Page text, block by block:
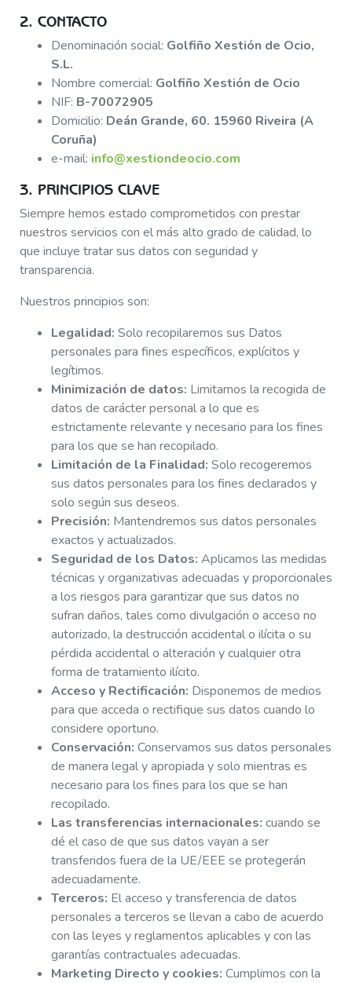
2. CONTACTO
Denominación social: Golfiño Xestión de Ocio,
S.L.
Nombre comercial: Golfiño Xestión de Ocio
NIF: B-70072905
Domicilio: Deán Grande, 60. 15960 Riveira (A
Coruña)
e-mail: info@xestiondeocio.com
3. PRINCIPIOS CLAVE
Siempre hemos estado comprometidos con prestar
nuestros servicios con el más alto grado de calidad, lo
que incluye tratar sus datos con seguridad y
transparencia.
Nuestros principios son:
Legalidad: Solo recopilaremos sus Datos
personales para fines específicos, explícitos y
legítimos.
Minimización de datos: Limitamos la recogida de
datos de carácter personal a lo que es
estrictamente relevante y necesario para los fines
para los que se han recopilado.
Limitación de la Finalidad: Solo recogeremos
sus datos personales para los fines declarados y
solo según sus deseos.
Precisión: Mantendremos sus datos personales
exactos y actualizados.
Seguridad de los Datos: Aplicamos las medidas
técnicas y organizativas adecuadas y proporcionales
a los riesgos para garantizar que sus datos no
sufran daños, tales como divulgación o acceso no
autorizado, la destrucción accidental o ilícita o su
pérdida accidental o alteración y cualquier otra
forma de tratamiento ilícito.
Acceso y Rectificación: Disponemos de medios
para que acceda o rectifique sus datos cuando lo
considere oportuno.
Conservación: Conservamos sus datos personales
de manera legal y apropiada y solo mientras es
necesario para los fines para los que se han
recopilado.
Las transferencias internacionales: cuando se
dé el caso de que sus datos vayan a ser
transferidos fuera de la UE/EEE se protegerán
adecuadamente.
Terceros: El acceso y transferencia de datos
personales a terceros se llevan a cabo de acuerdo
con las leyes y reglamentos aplicables y con las
garantías contractuales adecuadas.
Marketing Directo y cookies: Cumplimos con la